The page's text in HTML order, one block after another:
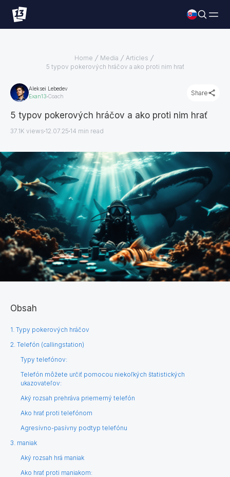
Home Media
Articles
5 typov pokerových hráčov a ako proti nim hrať
Aleksei Lebedev
Exan13 Coach Share
5 typov pokerových hráčov a ako proti nim hrať
37.1K views 12.07.25 14 min read
Obsah
1. Typy pokerových hráčov
2. Telefón (callingstation)
Typy telefónov:
Telefón môžete určiť pomocou niekoľkých štatistických
ukazovateľov:
​Aký rozsah prehráva priemerný telefón
Ako hrať proti telefónom
Agresívno-pasívny podtyp telefónu
3. maniak
Aký rozsah hrá maniak
Ako hrať proti maniakom: